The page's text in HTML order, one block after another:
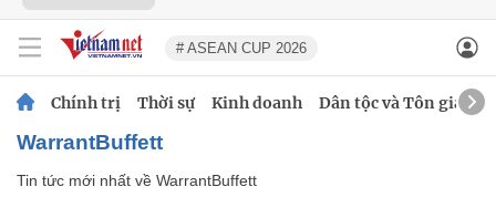
# ASEAN CUP 2026
Chính trị Thời sự Kinh doanh Dân tộc và Tôn giáo
WarrantBuffett
Tin tức mới nhất về WarrantBuffett